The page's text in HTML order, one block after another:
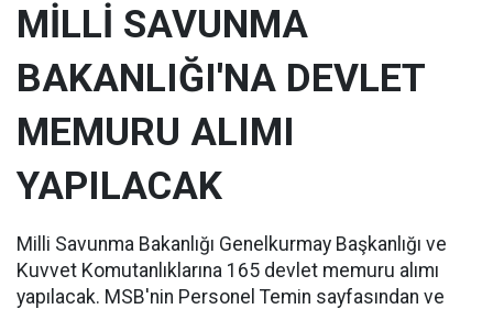
MİLLİ SAVUNMA
BAKANLIĞI'NA DEVLET
MEMURU ALIMI
YAPILACAK
Milli Savunma Bakanlığı Genelkurmay Başkanlığı ve
Kuvvet Komutanlıklarına 165 devlet memuru alımı
yapılacak. MSB'nin Personel Temin sayfasından ve